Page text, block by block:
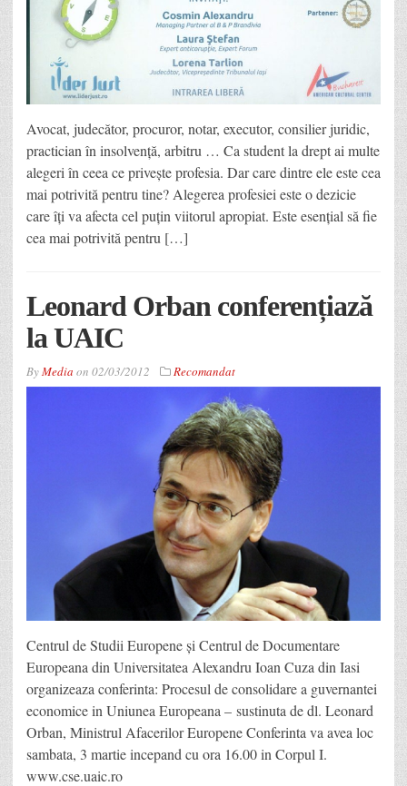
Avocat, judecător, procuror, notar, executor, consilier juridic,
practician în insolvență, arbitru … Ca student la drept ai multe
alegeri în ceea ce privește profesia. Dar care dintre ele este cea
mai potrivită pentru tine? Alegerea profesiei este o dezicie
care îți va afecta cel puțin viitorul apropiat. Este esențial să fie
cea mai potrivită pentru […]
Leonard Orban conferențiază
la UAIC
ByMedia on 02/03/2012 Recomandat
Centrul de Studii Europene și Centrul de Documentare
Europeana din Universitatea Alexandru Ioan Cuza din Iasi
organizeaza conferinta: Procesul de consolidare a guvernantei
economice in Uniunea Europeana – sustinuta de dl. Leonard
Orban, Ministrul Afacerilor Europene Conferinta va avea loc
sambata, 3 martie incepand cu ora 16.00 in Corpul I.
www.cse.uaic.ro